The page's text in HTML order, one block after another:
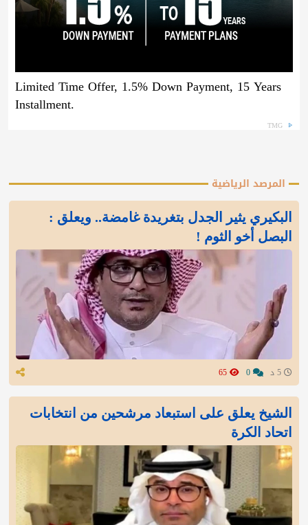
Limited Time Offer, 1.5% Down Payment, 15 Years
Installment.
TMG
المرصد الرياضية
البكيري يثير الجدل بتغريدة غامضة.. ويعلق :
البصل أخو الثوم !
الشيخ يعلق على استبعاد مرشحين من انتخابات
اتحاد الكرة